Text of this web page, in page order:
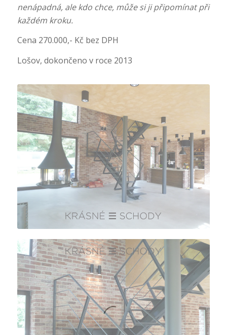
nenápadná, ale kdo chce, může si ji připomínat při
každém kroku.
Cena 270.000,- Kč bez DPH
Lošov, dokončeno v roce 2013